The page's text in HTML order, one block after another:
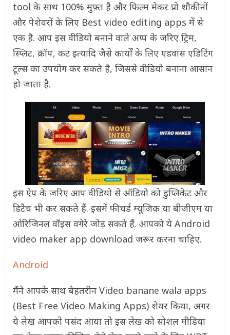
tool के साथ 100% मुफ़्त है और फिल्म मेकर प्रो शौकीनों
और पेशेवरों के लिए Best video editing apps में से
एक है. आप इस वीडियो बनाने वाले अप्प के जरिए ट्रिम,
स्प्लिट, क्रॉप, कट इत्यादि जैसे कार्यों के लिए एडवांस एडिटिंग
टूल्स का उपयोग कर सकते है, जिससे वीडियो बनाना आसान
हो जाता है.
इस ऐप के जरिए आप वीडियो से ऑडियो को डुप्लिकेट और
डिटैच भी कर सकते हैं. इसमें फीचर्ड म्यूजिक या बीजीएम या
ओरिजिनल वॉइस वगेरे जोड़ सकते हैं. आपको ये Android
video maker app download जरूर करना चाहिए.
Android
मैंने आपके साथ बेहतरीन Video banane wala apps
(Best Free Video Making Apps) शेयर किया, अगर
ये लेख आपको पसंद आया तो इस लेख को सोशल मीडिया